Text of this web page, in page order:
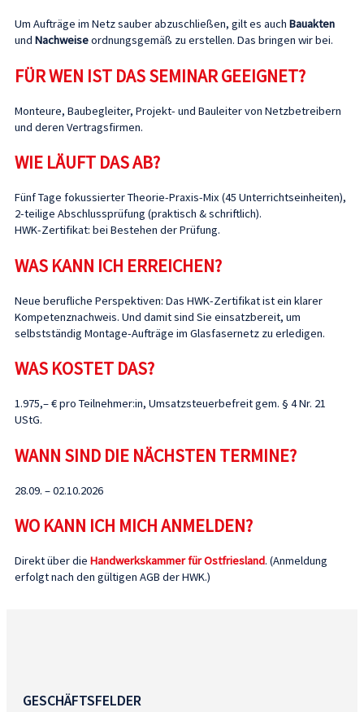
Um Aufträge im Netz sauber abzuschließen, gilt es auch Bauakten
und Nachweiseordnungsgemäß zu erstellen. Das bringen wir bei.
FÜR WEN IST DAS SEMINAR GEEIGNET?
Monteure, Baubegleiter, Projekt- und Bauleiter von Netzbetreibern
und deren Vertragsfirmen.
WIE LÄUFT DAS AB?
Fünf Tage fokussierter Theorie-Praxis-Mix (45 Unterrichtseinheiten),
2-teilige Abschlussprüfung (praktisch & schriftlich).
HWK-Zertifikat: bei Bestehen der Prüfung.
WAS KANN ICH ERREICHEN?
Neue berufliche Perspektiven: Das HWK-Zertifikat ist ein klarer
Kompetenznachweis. Und damit sind Sie einsatzbereit, um
selbstständig Montage-Aufträge im Glasfasernetz zu erledigen.
WAS KOSTET DAS?
1.975,– € pro Teilnehmer:in, Umsatzsteuerbefreit gem. § 4 Nr. 21
UStG.
WANN SIND DIE NÄCHSTEN TERMINE?
28.09. – 02.10.2026
WO KANN ICH MICH ANMELDEN?
Direkt über die Handwerkskammer für Ostfriesland. (Anmeldung
erfolgt nach den gültigen AGB der HWK.)
GESCHÄFTSFELDER